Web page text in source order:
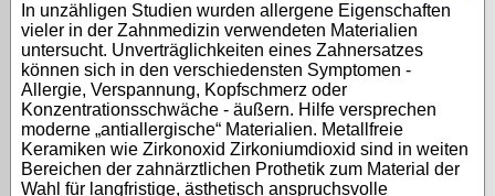
In unzähligen Studien wurden allergene Eigenschaften
vieler in der Zahnmedizin verwendeten Materialien
untersucht. Unverträglichkeiten eines Zahnersatzes
können sich in den verschiedensten Symptomen -
Allergie, Verspannung, Kopfschmerz oder
Konzentrationsschwäche - äußern. Hilfe versprechen
moderne „antiallergische“ Materialien. Metallfreie
Keramiken wie Zirkonoxid Zirkoniumdioxid sind in weiten
Bereichen der zahnärztlichen Prothetik zum Material der
Wahl für langfristige, ästhetisch anspruchsvolle